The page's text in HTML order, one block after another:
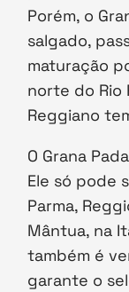
Porém, o
salgado,
maturação
norte do Rio
Reggiano
O Grana
Ele só pode
Parma,
Mântua, na
também é
garante o